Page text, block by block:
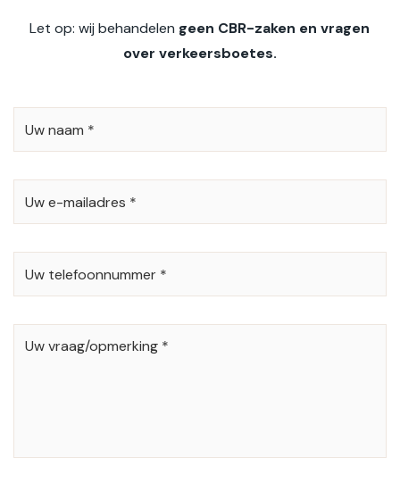
Let op: wij behandelen geen CBR-zaken en vragen
over verkeersboetes.
NAAM
E-
TELEFOONNUMMER
UW
VRAAG/OPMERKING